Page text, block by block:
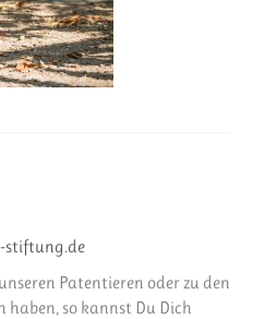
stiftung.de
Patentieren oder zu den
haben, so kannst Du Dich